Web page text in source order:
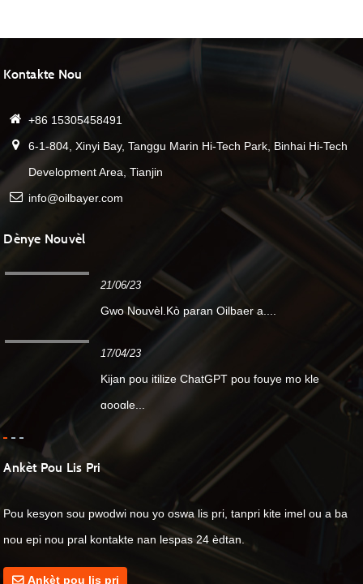
Kontakte Nou
+86 15305458491
6-1-804, Xinyi Bay, Tanggu Marin Hi-Tech Park, Binhai Hi-Tech
Development Area, Tianjin
info@oilbayer.com
Dènye Nouvèl
21/06/23
Gwo Nouvèl.Kò paran Oilbaer a....
17/04/23
Kijan pou itilize ChatGPT pou fouye mo kle
google...
Ankèt Pou Lis Pri
Pou kesyon sou pwodwi nou yo oswa lis pri, tanpri kite imel ou a ba
nou epi nou pral kontakte nan lespas 24 èdtan.
Ankèt pou lis pri